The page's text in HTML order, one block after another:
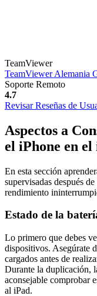
TeamViewer
TeamViewer Alemania
Soporte Remoto
4.7
Revisar Reseñas de
Aspectos a
el iPhone en el
En esta sección
supervisadas después
rendimiento
Estado de la
Lo primero que debes
dispositivos. Asegúrate
cargados antes de
Durante la duplicación,
aconsejable comprobar
al iPad.